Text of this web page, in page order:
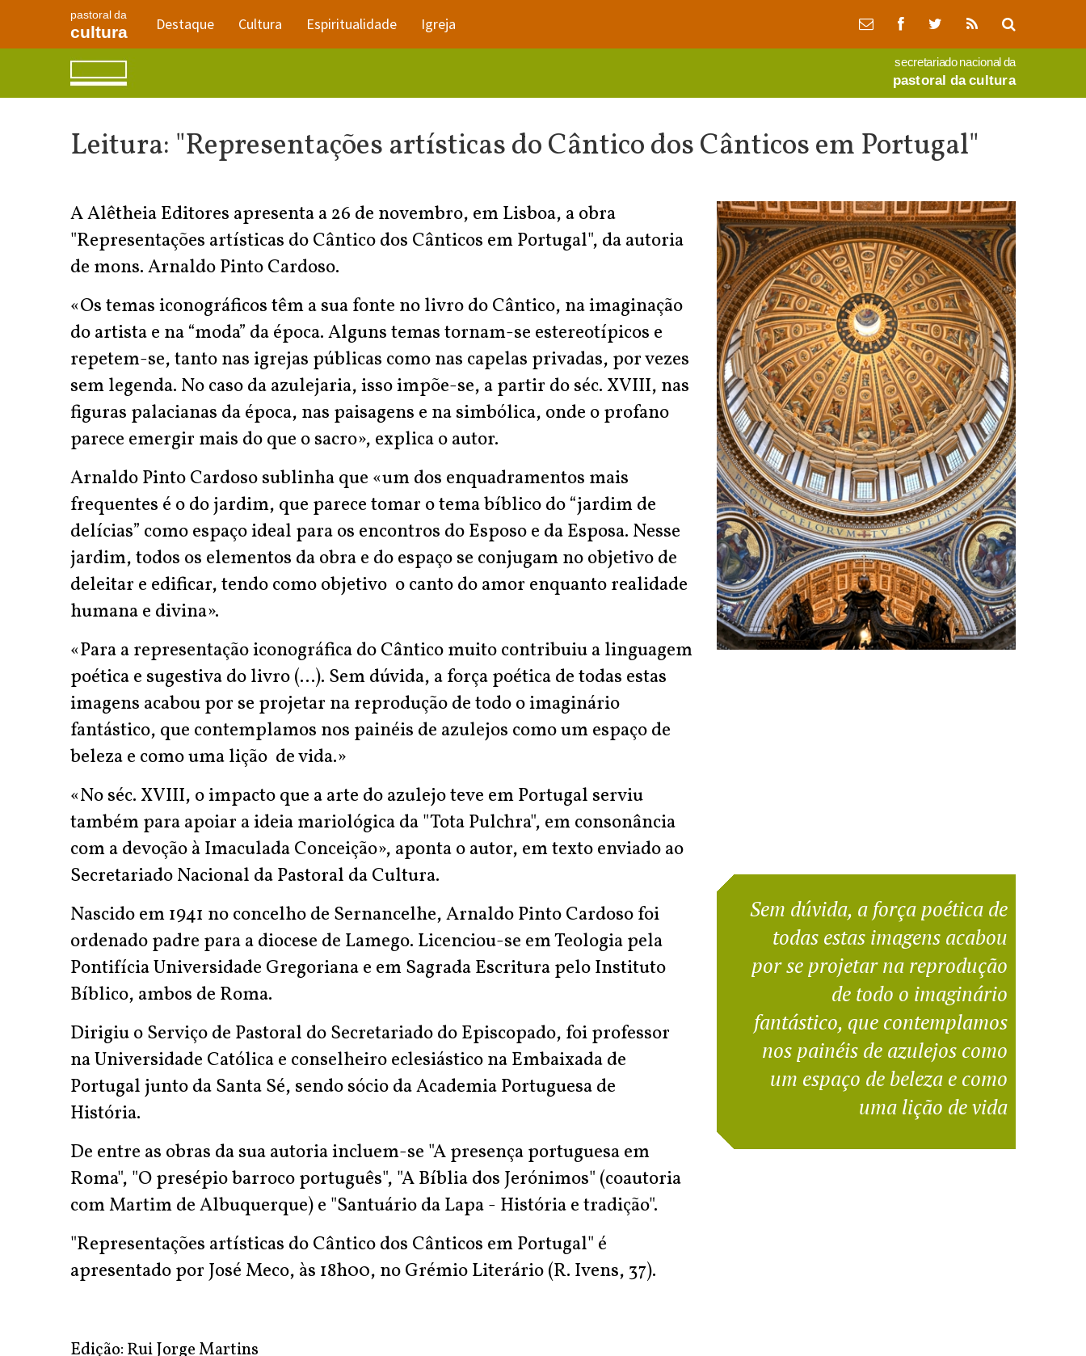
pastoral da
cultura Destaque Cultura Espiritualidade Igreja
secretariado nacional da
pastoral da cultura
Leitura: "Representações artísticas do Cântico dos Cânticos em Portugal"
A Alêtheia Editores apresenta a 26 de novembro, em Lisboa, a obra
"Representações artísticas do Cântico dos Cânticos em Portugal", da autoria
de mons. Arnaldo Pinto Cardoso.
«Os temas iconográficos têm a sua fonte no livro do Cântico, na imaginação
do artista e na “moda” da época. Alguns temas tornam-se estereotípicos e
repetem-se, tanto nas igrejas públicas como nas capelas privadas, por vezes
sem legenda. No caso da azulejaria, isso impõe-se, a partir do séc. XVIII, nas
figuras palacianas da época, nas paisagens e na simbólica, onde o profano
parece emergir mais do que o sacro», explica o autor.
Arnaldo Pinto Cardoso sublinha que «um dos enquadramentos mais
frequentes é o do jardim, que parece tomar o tema bíblico do “jardim de
delícias” como espaço ideal para os encontros do Esposo e da Esposa. Nesse
jardim, todos os elementos da obra e do espaço se conjugam no objetivo de
deleitar e edificar, tendo como objetivo o canto do amor enquanto realidade
humana e divina».
«Para a representação iconográfica do Cântico muito contribuiu a linguagem
poética e sugestiva do livro (...). Sem dúvida, a força poética de todas estas
imagens acabou por se projetar na reprodução de todo o imaginário
fantástico, que contemplamos nos painéis de azulejos como um espaço de
beleza e como uma lição de vida.»
«No séc. XVIII, o impacto que a arte do azulejo teve em Portugal serviu
também para apoiar a ideia mariológica da "Tota Pulchra", em consonância
com a devoção à Imaculada Conceição», aponta o autor, em texto enviado ao
Secretariado Nacional da Pastoral da Cultura.
Nascido em 1941 no concelho de Sernancelhe, Arnaldo Pinto Cardoso foi
ordenado padre para a diocese de Lamego. Licenciou-se em Teologia pela
Pontifícia Universidade Gregoriana e em Sagrada Escritura pelo Instituto
Bíblico, ambos de Roma.
Dirigiu o Serviço de Pastoral do Secretariado do Episcopado, foi professor
na Universidade Católica e conselheiro eclesiástico na Embaixada de
Portugal junto da Santa Sé, sendo sócio da Academia Portuguesa de
História.
De entre as obras da sua autoria incluem-se "A presença portuguesa em
Roma", "O presépio barroco português", "A Bíblia dos Jerónimos" (coautoria
com Martim de Albuquerque) e "Santuário da Lapa - História e tradição".
"Representações artísticas do Cântico dos Cânticos em Portugal" é
apresentado por José Meco, às 18h00, no Grémio Literário (R. Ivens, 37).
Edição: Rui Jorge Martins
Sem dúvida, a força poética de
todas estas imagens acabou
por se projetar na reprodução
de todo o imaginário
fantástico, que contemplamos
nos painéis de azulejos como
um espaço de beleza e como
uma lição de vida